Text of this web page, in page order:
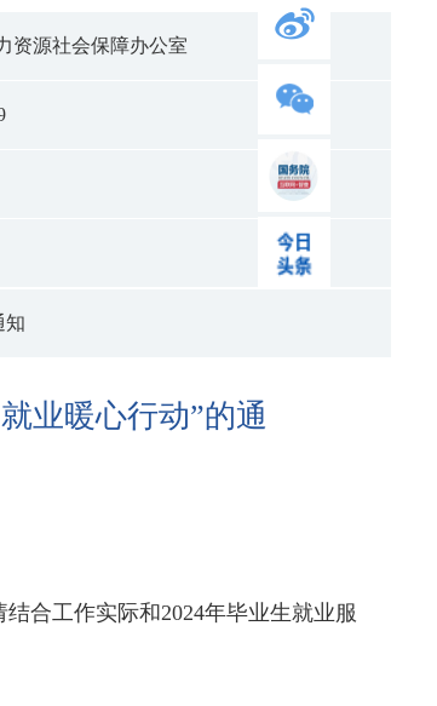
资源社会保障办公室
知
业暖心行动”的通
合工作实际和2024年毕业生就业服